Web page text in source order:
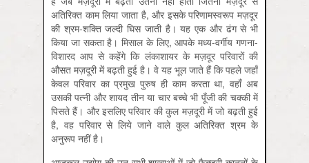
अतिरिक्त काम लिया जाता है, और इसके परिणामस्वरूप मज़दूर
की श्रम-शक्ति जल्दी घिस जाती है। यह एक और ढंग से भी
किया जा सकता है। मिसाल के लिए, आपके मध्य-वर्गीय गणना-
विशारद आप से कहेंगे कि लंकाशायर के मज़दूर परिवारों की
औसत मज़दूरी में बढ़ती हुई है। वे यह भूल जाते हैं कि पहले जहाँ
केवल परिवार का प्रमुख पुरुष ही काम करता था, वहाँ अब
उसकी पत्नी और शायद तीन या चार बच्चे भी पूँजी की चक्की में
पिसते हैं। और इसलिए परिवार की कुल मज़दूरी में जो बढ़ती हुई
है, वह परिवार से लिये जाने वाले कुल अतिरिक्त श्रम के
अनुरूप नहीं है।